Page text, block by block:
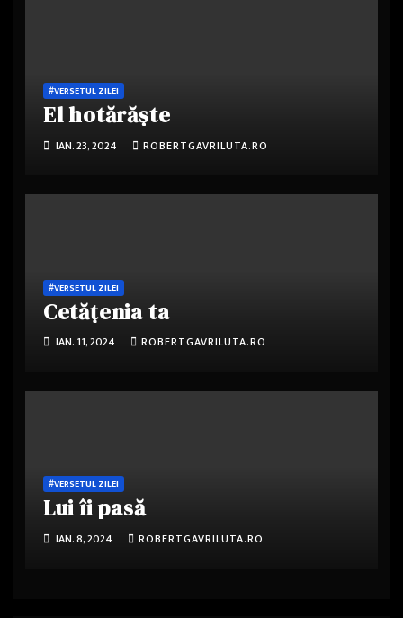
#VERSETUL ZILEI
El hotărăște
IAN. 23, 2024 ROBERTGAVRILUTA.RO
#VERSETUL ZILEI
Cetățenia ta
IAN. 11, 2024 ROBERTGAVRILUTA.RO
#VERSETUL ZILEI
Lui îi pasă
IAN. 8, 2024 ROBERTGAVRILUTA.RO